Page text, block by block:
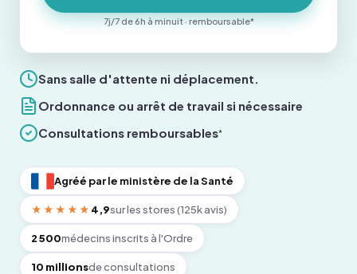
Sans salle d'attente ni déplacement.
Ordonnance ou arrêt de travail si nécessaire
Consultations remboursables*
Agréé par le ministère de la Santé
★★★★★ 4,9sur les stores (125k avis)
2 500médecins inscrits à l'Ordre
10 millionsde consultations
7j/7 de 6h à minuit · remboursable*